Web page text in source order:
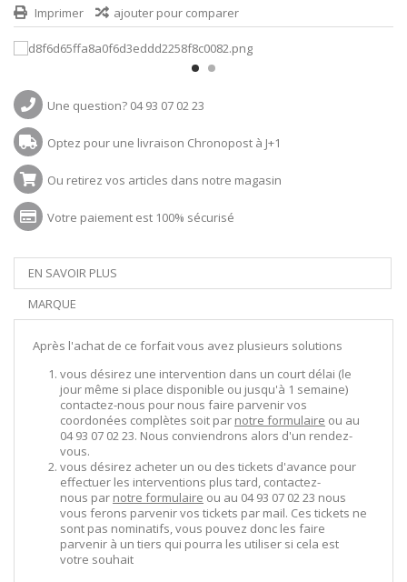
Imprimer ajouter pour comparer
Une question? 04 93 07 02 23
Optez pour une livraison Chronopost à J+1
Ou retirez vos articles dans notre magasin
Votre paiement est 100% sécurisé
EN SAVOIR PLUS
MARQUE
Après l'achat de ce forfait vous avez plusieurs solutions
vous désirez une intervention dans un court délai (le
jour même si place disponible ou jusqu'à 1 semaine)
contactez-nous pour nous faire parvenir vos
coordonées complètes soit par notre formulaire ou au
04 93 07 02 23. Nous conviendrons alors d'un rendez-
vous.
vous désirez acheter un ou des tickets d'avance pour
effectuer les interventions plus tard, contactez-
nous par notre formulaire ou au 04 93 07 02 23 nous
vous ferons parvenir vos tickets par mail. Ces tickets ne
sont pas nominatifs, vous pouvez donc les faire
parvenir à un tiers qui pourra les utiliser si cela est
votre souhait